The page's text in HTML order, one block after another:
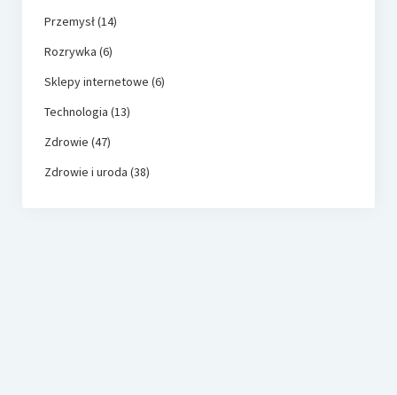
Przemysł(14)
Rozrywka (6)
Sklepy internetowe (6)
Technologia (13)
Zdrowie (47)
Zdrowie i uroda (38)